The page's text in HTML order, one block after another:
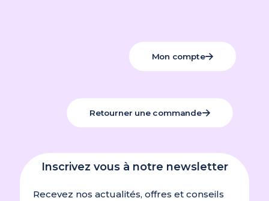
Mon compte
Retourner une commande
Inscrivez vous à notre newsletter
Recevez nos actualités, offres et conseils